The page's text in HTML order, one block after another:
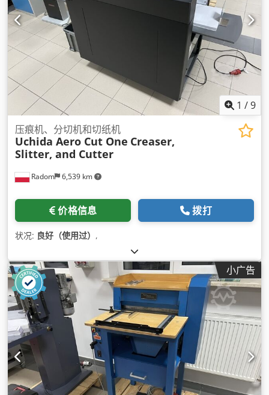
1 /9
Radom 6,539 km
压痕机、分切机和切纸机
Uchida Aero Cut One Creaser,
Slitter, and Cutter
价格信息 拨打
状况: 良好（使用过） ,
小广告